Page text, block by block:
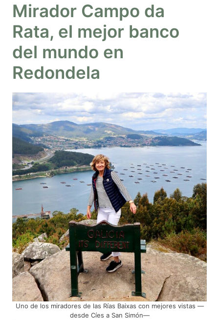
Mirador Campo da
Rata, el mejor banco
del mundo en
Redondela
Uno de los miradores de las Rías Baixas con mejores vistas —
desde Cíes a San Simón—